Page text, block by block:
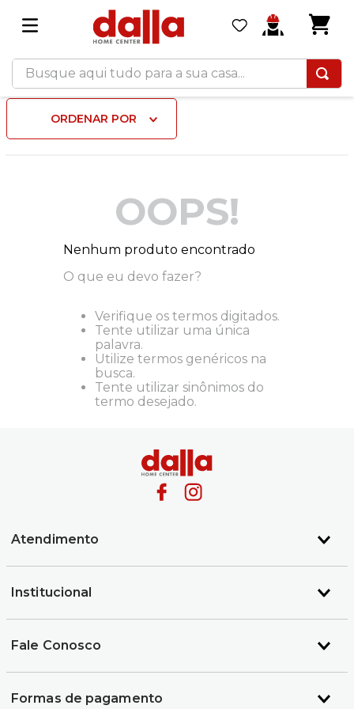
Busque aqui tudo para a sua casa...
ORDENAR POR
OOPS!
Nenhum produto encontrado
O que eu devo fazer?
Verifique os termos digitados.
Tente utilizar uma única
palavra.
Utilize termos genéricos na
busca.
Tente utilizar sinônimos do
termo desejado.
Atendimento
Institucional
Fale Conosco
Formas de pagamento